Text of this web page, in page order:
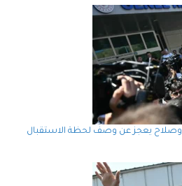
وصلاح يعجز عن وصف لحظة الاستقبال